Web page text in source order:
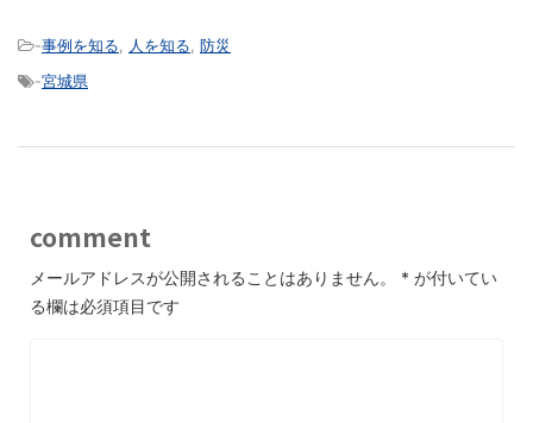
-事例を知る 人を知る 防災
-宮城県
comment
メールアドレスが公開されることはありません。 * が付いてい
る欄は必須項目です